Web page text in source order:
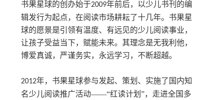
书果星球的创办始于2009年前后，以少儿书刊的编
辑发行为起点，在阅读市场耕耘了十几年。书果星
球的愿景是引领有温度、有远见的少儿阅读事业，
让孩子受益当下，赋能未来。其理念是无我利他，
博爱真诚，严谨务实，永远学习，不断超越。
2012年，书果星球参与发起、策划、实施了国内知
名少儿阅读推广活动——“红读计划”，走进全国多